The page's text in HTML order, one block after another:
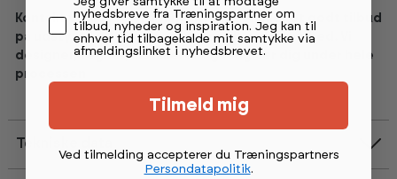
Kontakt vores Pro afdeling, hvis du ønsker et godt tilbud
på udstyr til dit træningscenter eller virksomhed. Vi
designer, tegner, installerer og rådgiver dig under hele
processen
Tekniske data
nyhedsbreve fra Træningspartner om
tilbud, nyheder og inspiration. Jeg kan til
enhver tid tilbagekalde mit samtykke via
afmeldingslinket i nyhedsbrevet.
Tilmeld mig
Ved tilmelding accepterer du Træningspartners
Persondatapolitik.